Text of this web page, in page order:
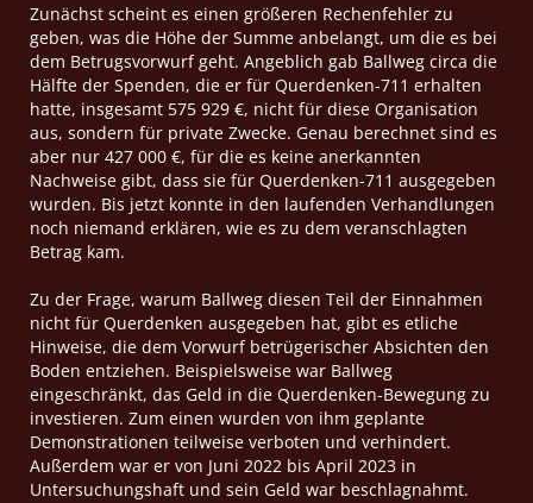
Zunächst scheint es einen größeren Rechenfehler zu
geben, was die Höhe der Summe anbelangt, um die es bei
dem Betrugsvorwurf geht. Angeblich gab Ballweg circa die
Hälfte der Spenden, die er für Querdenken-711 erhalten
hatte, insgesamt 575 929 €, nicht für diese Organisation
aus, sondern für private Zwecke. Genau berechnet sind es
aber nur 427 000 €, für die es keine anerkannten
Nachweise gibt, dass sie für Querdenken-711 ausgegeben
wurden. Bis jetzt konnte in den laufenden Verhandlungen
noch niemand erklären, wie es zu dem veranschlagten
Betrag kam.
Zu der Frage, warum Ballweg diesen Teil der Einnahmen
nicht für Querdenken ausgegeben hat, gibt es etliche
Hinweise, die dem Vorwurf betrügerischer Absichten den
Boden entziehen. Beispielsweise war Ballweg
eingeschränkt, das Geld in die Querdenken-Bewegung zu
investieren. Zum einen wurden von ihm geplante
Demonstrationen teilweise verboten und verhindert.
Außerdem war er von Juni 2022 bis April 2023 in
Untersuchungshaft und sein Geld war beschlagnahmt.